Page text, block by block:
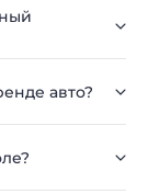
авто?